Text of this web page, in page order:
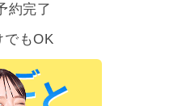
約完了
でもOK